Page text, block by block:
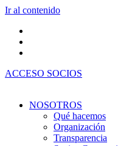
Ir al contenido
ACCESO SOCIOS
NOSOTROS
Qué hacemos
Organización
Transparencia